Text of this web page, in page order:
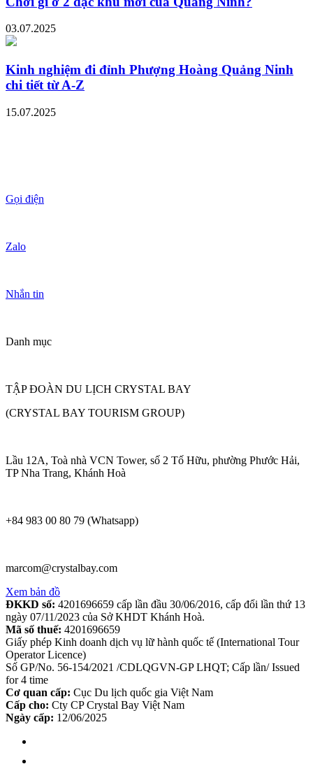
03.07.2025
Kinh nghiệm đi đỉnh Phượng Hoàng Quảng Ninh
chi tiết từ A-Z
15.07.2025
Gọi điện
Zalo
Nhắn tin
Danh mục
TẬP ĐOÀN DU LỊCH CRYSTAL BAY
(CRYSTAL BAY TOURISM GROUP)
Lầu 12A, Toà nhà VCN Tower, số 2 Tố Hữu, phường Phước Hải,
TP Nha Trang, Khánh Hoà
+84 983 00 80 79 (Whatsapp)
marcom@crystalbay.com
Xem bản đồ
ĐKKD số: 4201696659 cấp lần đầu 30/06/2016, cấp đổi lần thứ 13
ngày 07/11/2023 của Sở KHDT Khánh Hoà.
Mã số thuế: 4201696659
Giấy phép Kinh doanh dịch vụ lữ hành quốc tế (International Tour
Operator Licence)
Số GP/No. 56-154/2021 /CDLQGVN-GP LHQT; Cấp lần/ Issued
for 4 time
Cơ quan cấp: Cục Du lịch quốc gia Việt Nam
Cấp cho: Cty CP Crystal Bay Việt Nam
Ngày cấp: 12/06/2025